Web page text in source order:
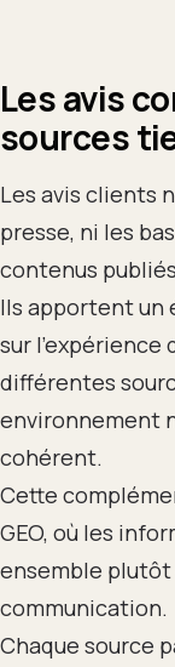
Les avis
sources
Les avis clients
presse, ni les
contenus
Ils apportent un
sur l’expérience
différentes
environnement
cohérent.
Cette
GEO, où les
ensemble plutôt
communication.
Chaque source